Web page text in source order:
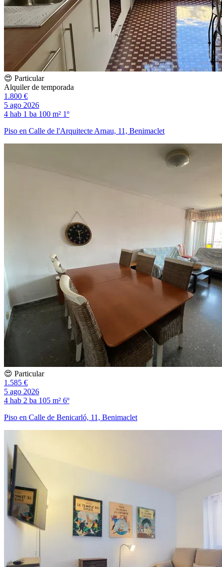
😍 Particular
Alquiler de temporada
1.800 €
5 ago 2026
4 hab 1 ba 100 m² 1º
Piso en Calle de l'Arquitecte Arnau, 11, Benimaclet
😍 Particular
1.585 €
5 ago 2026
4 hab 2 ba 105 m² 6º
Piso en Calle de Benicarló, 11, Benimaclet